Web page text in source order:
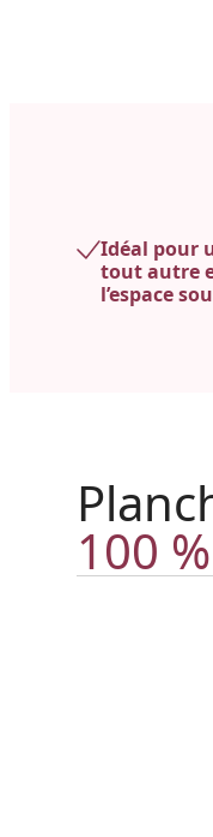
Idéal pour
tout autre
l’espace
100